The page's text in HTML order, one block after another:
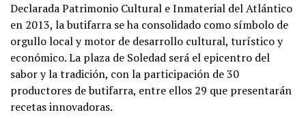
Declarada Patrimonio Cultural e Inmaterial del Atlántico
en 2013, la butifarra se ha consolidado como símbolo de
orgullo local y motor de desarrollo cultural, turístico y
económico. La plaza de Soledad será el epicentro del
sabor y la tradición, con la participación de 30
productores de butifarra, entre ellos 29 que presentarán
recetas innovadoras.